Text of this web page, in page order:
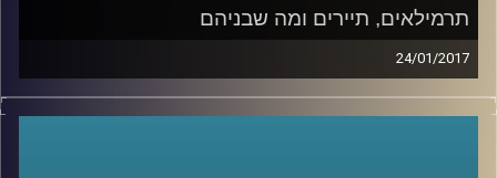
תרמילאים, תיירים ומה שבניהם
24/01/2017
תופעת התרמילאות משתנה עם השנים. כנראה